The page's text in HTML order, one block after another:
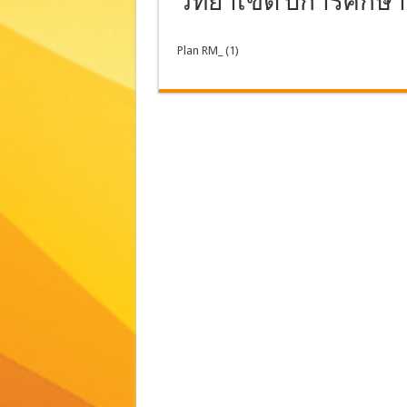
Plan RM_ (1)